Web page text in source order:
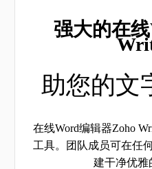
强大的在
助您的文
在线Word编辑器Zoho
工具。团队成员可在任
建干净优雅